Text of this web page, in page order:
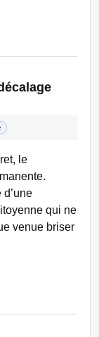
le
qui ne
venue briser